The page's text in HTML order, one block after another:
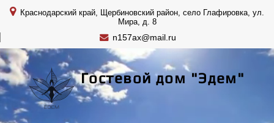
Краснодарский край, Щербиновский район, село Глафировка, ул.
Мира, д. 8
n157ax@mail.ru
Гостевой дом "Эдем"